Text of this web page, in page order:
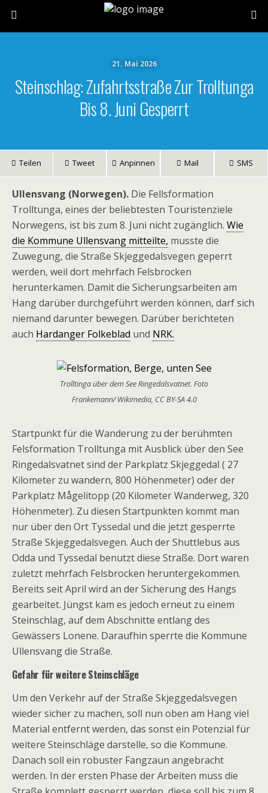
21. Mai 2026
Steinschlag: Zufahrtsstraße Zur Trolltunga
Bis 8. Juni Gesperrt
Teilen Tweet Anpinnen Mail SMS
Ullensvang (Norwegen). Die Fellsformation
Trolltunga, eines der beliebtesten Touristenziele
Norwegens, ist bis zum 8. Juni nicht zugänglich. Wie
die Kommune Ullensvang mitteilte, musste die
Zuwegung, die Straße Skjeggedalsvegen geperrt
werden, weil dort mehrfach Felsbrocken
herunterkamen. Damit die Sicherungsarbeiten am
Hang darüber durchgeführt werden können, darf sich
niemand darunter bewegen. Darüber berichteten
auch Hardanger Folkeblad und NRK.
Trolltinga über dem See Ringedalsvatnet. Foto
Frankemann/ Wikimedia, CC BY-SA 4.0
Startpunkt für die Wanderung zu der berühmten
Felsformation Trolltunga mit Ausblick über den See
Ringedalsvatnet sind der Parkplatz Skjeggedal ( 27
Kilometer zu wandern, 800 Höhenmeter) oder der
Parkplatz Mågelitopp (20 Kilometer Wanderweg, 320
Höhenmeter). Zu diesen Startpunkten kommt man
nur über den Ort Tyssedal und die jetzt gesperrte
Straße Skjeggedalsvegen. Auch der Shuttlebus aus
Odda und Tyssedal benutzt diese Straße. Dort waren
zuletzt mehrfach Felsbrocken heruntergekommen.
Bereits seit April wird an der Sicherung des Hangs
gearbeitet. Jüngst kam es jedoch erneut zu einem
Steinschlag, auf dem Abschnitte entlang des
Gewässers Lonene. Daraufhin sperrte die Kommune
Ullensvang die Straße.
Gefahr für weitere Steinschläge
Um den Verkehr auf der Straße Skjeggedalsvegen
wieder sicher zu machen, soll nun oben am Hang viel
Material entfernt werden, das sonst ein Potenzial für
weitere Steinschläge darstelle, so die Kommune.
Danach soll ein robuster Fangzaun angebracht
werden. In der ersten Phase der Arbeiten muss die